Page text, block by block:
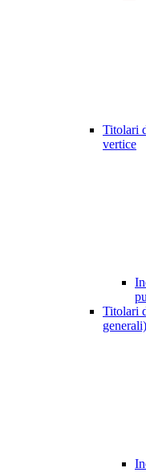
Titolari
vertice
Titolari
generali)